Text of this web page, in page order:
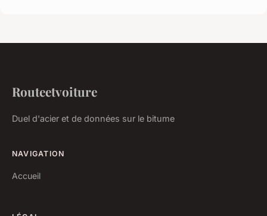
Routeetvoiture
Duel d'acier et de données sur le bitume
NAVIGATION
Accueil